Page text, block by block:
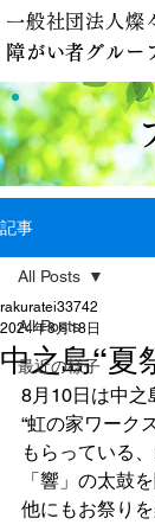
一般社団法人燦
障がい者グルー
記事
All Posts
最近の様子
All Posts
中之島“夏
rakuratei33742
2024年8月18日
8月10日は中之
“虹の家ワーク
もらっている
「響」の太鼓
他にもお祭り